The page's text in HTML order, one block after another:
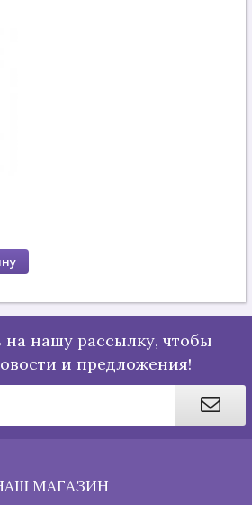
нашу рассылку, чтобы
и предложения!
МАГАЗИН